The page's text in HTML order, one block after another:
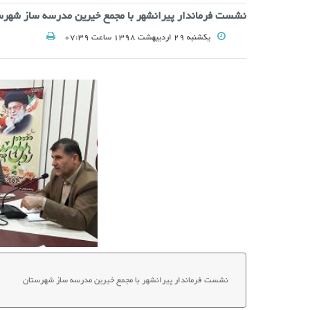
نشست فرماندار پیرانشهر با مجمع خیرین مدرسه ساز
یکشنبه 29 اردیبهشت 1398 ساعت 07:39
نشست فرماندار پیرانشهر با مجمع خیرین مدرسه ساز شهرستان